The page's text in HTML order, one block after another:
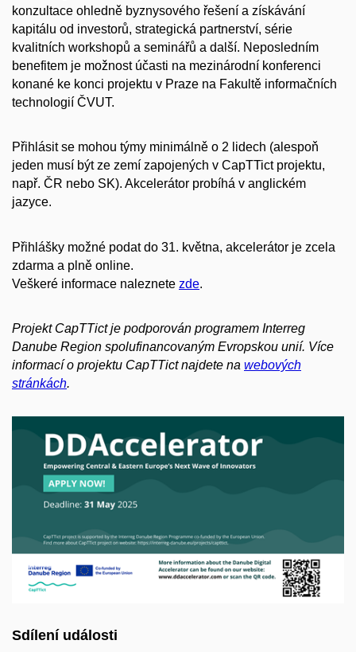
konzultace ohledně byznysového řešení a získávání
kapitálu od investorů, strategická partnerství, série
kvalitních workshopů a seminářů a další. Neposledním
benefitem je možnost účasti na mezinárodní konferenci
konané ke konci projektu v Praze na Fakultě informačních
technologií ČVUT.
Přihlásit se mohou týmy minimálně o 2 lidech (alespoň
jeden musí být ze zemí zapojených v CapTTict projektu,
např. ČR nebo SK). Akcelerátor probíhá v anglickém
jazyce.
Přihlášky možné podat do 31. května, akcelerátor je zcela
zdarma a plně online.
Veškeré informace naleznete zde.
Projekt CapTTict je podporován programem Interreg
Danube Region spolufinancovaným Evropskou unií. Více
informací o projektu CapTTict najdete na webových
stránkách.
Sdílení události